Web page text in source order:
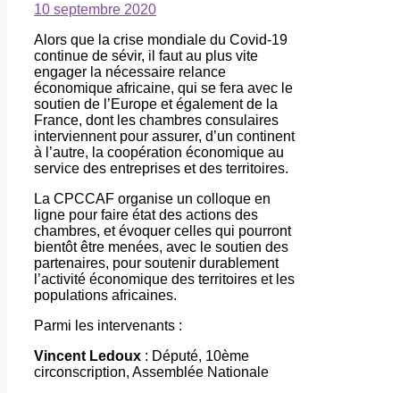
10 septembre 2020
Alors que la crise mondiale du Covid-19
continue de sévir, il faut au plus vite
engager la nécessaire relance
économique africaine, qui se fera avec le
soutien de l’Europe et également de la
France, dont les chambres consulaires
interviennent pour assurer, d’un continent
à l’autre, la coopération économique au
service des entreprises et des territoires.
La CPCCAF organise un colloque en
ligne pour faire état des actions des
chambres, et évoquer celles qui pourront
bientôt être menées, avec le soutien des
partenaires, pour soutenir durablement
l’activité économique des territoires et les
populations africaines.
Parmi les intervenants :
Vincent Ledoux : Député, 10ème
circonscription, Assemblée Nationale